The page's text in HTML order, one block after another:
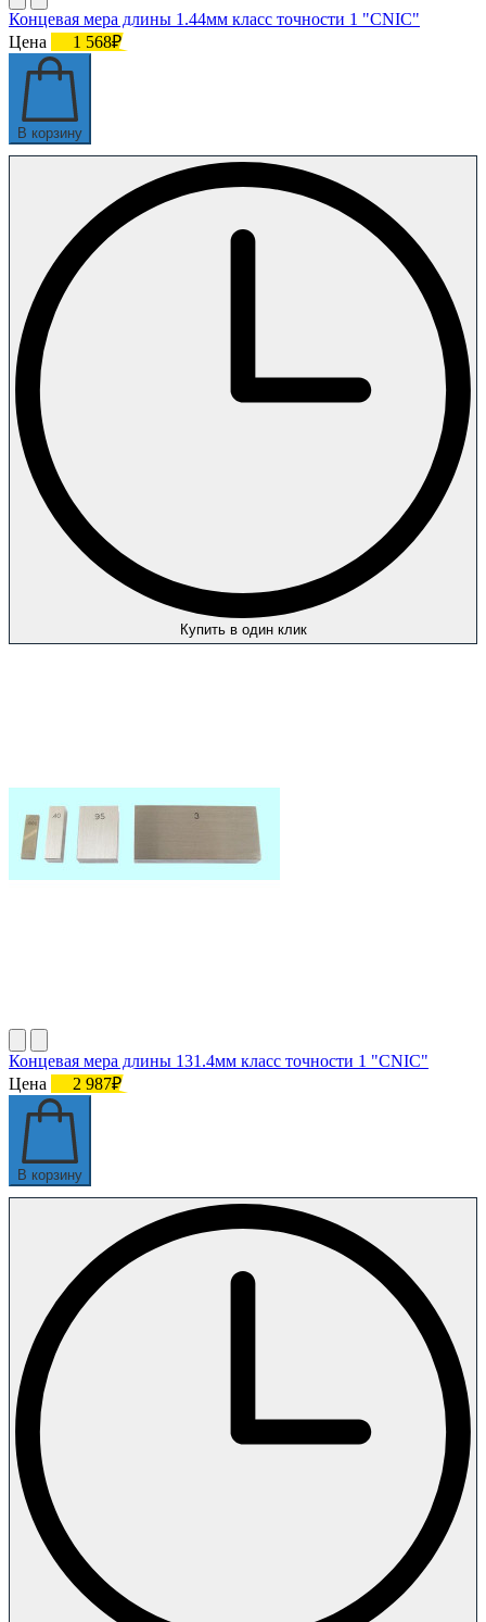
Концевая мера длины 1.44мм класс точности 1 "CNIC"
Цена
1 568₽
В корзину
Купить в один клик
Концевая мера длины 131.4мм класс точности 1 "CNIC"
Цена
2 987₽
В корзину